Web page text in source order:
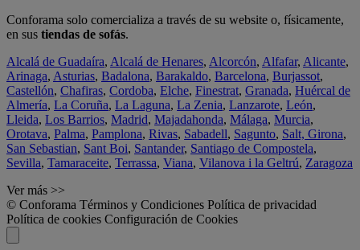
Conforama solo comercializa a través de su website o, físicamente,
en sus tiendas de sofás.
Alcalá de Guadaíra, Alcalá de Henares, Alcorcón, Alfafar, Alicante,
Arinaga, Asturias, Badalona, Barakaldo, Barcelona, Burjassot,
Castellón, Chafiras, Cordoba, Elche, Finestrat, Granada, Huércal de
Almería, La Coruña, La Laguna, La Zenia, Lanzarote, León,
Lleida, Los Barrios, Madrid, Majadahonda, Málaga, Murcia,
Orotava, Palma, Pamplona, Rivas, Sabadell, Sagunto, Salt, Girona,
San Sebastian, Sant Boi, Santander, Santiago de Compostela,
Sevilla, Tamaraceite, Terrassa, Viana, Vilanova i la Geltrú, Zaragoza
Ver más >>
© Conforama Términos y Condiciones Política de privacidad
Política de cookies Configuración de Cookies